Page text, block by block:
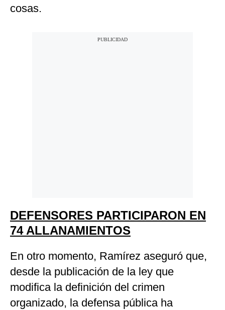
cosas.
DEFENSORES PARTICIPARON EN
74 ALLANAMIENTOS
En otro momento, Ramírez aseguró que,
desde la publicación de la ley que
modifica la definición del crimen
organizado, la defensa pública ha